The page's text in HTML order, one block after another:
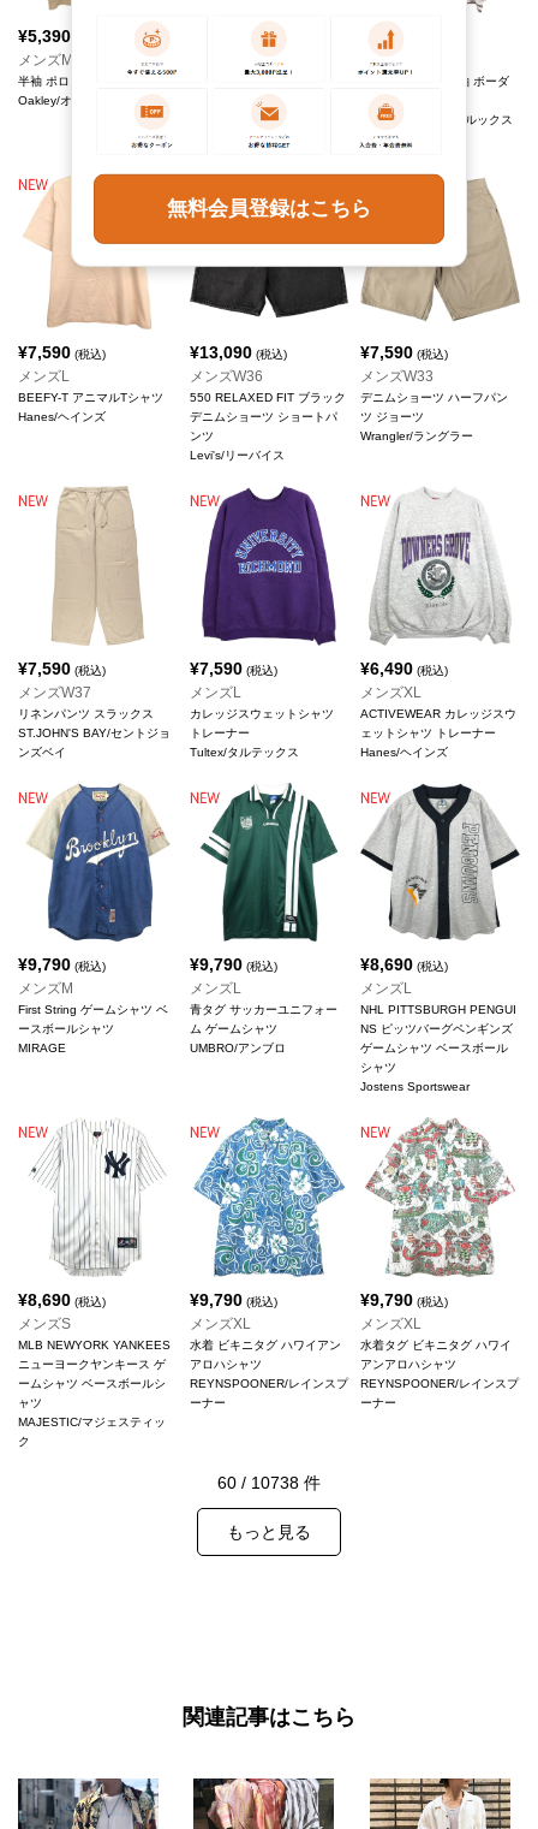
¥5,390
メンズM
半袖 ポロシャツ
Oakley/オークリー
(税込)
ダー ポロシャツ
GAP/ギャップ
5,390
メンズS
Golden Fleece 半袖 ボーダ
ー ポロシャツ
Brooks Brothers/ブルックス
ブラザーズ
¥7,590 (税込)
メンズL
BEEFY-T アニマルTシャツ
Hanes/ヘインズ
¥13,090(税込)
メンズW36
550 RELAXED FIT ブラック
デニムショーツ ショートパ
ンツ
Levi's/リーバイス
¥7,590 (税込)
メンズW33
デニムショーツ ハーフパン
ツ ジョーツ
Wrangler/ラングラー
¥7,590 (税込)
メンズW37
リネンパンツ スラックス
ST.JOHN'S BAY/セントジョ
ンズベイ
¥7,590(税込)
メンズL
カレッジスウェットシャツ
トレーナー
Tultex/タルテックス
¥6,490 (税込)
メンズXL
ACTIVEWEAR カレッジスウ
ェットシャツ トレーナー
Hanes/ヘインズ
¥9,790 (税込)
メンズM
First String ゲームシャツ ベ
ースボールシャツ
MIRAGE
¥9,790(税込)
メンズL
青タグ サッカーユニフォー
ム ゲームシャツ
UMBRO/アンブロ
¥8,690 (税込)
メンズL
NHL PITTSBURGH PENGUI
NS ピッツバーグペンギンズ
ゲームシャツ ベースボール
シャツ
Jostens Sportswear
¥8,690 (税込)
メンズS
MLB NEWYORK YANKEES
ニューヨークヤンキース ゲ
ームシャツ ベースボールシ
ャツ
MAJESTIC/マジェスティッ
ク
¥9,790(税込)
メンズXL
水着 ビキニタグ ハワイアン
アロハシャツ
REYNSPOONER/レインスプ
ーナー
¥9,790 (税込)
メンズXL
水着タグ ビキニタグ ハワイ
アンアロハシャツ
REYNSPOONER/レインスプ
ーナー
60 / 10738 件
もっと見る
関連記事はこちら
無料会員登録はこちら